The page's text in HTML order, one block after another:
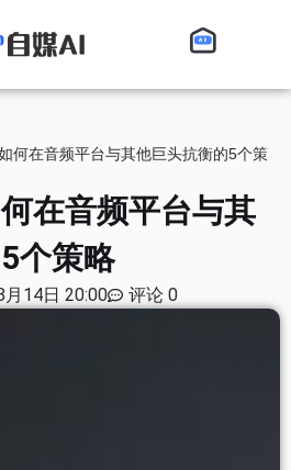
何在音频平台与其他巨头抗衡的5个策
在音频平台与其
个策略
14日 20:00 评论 0